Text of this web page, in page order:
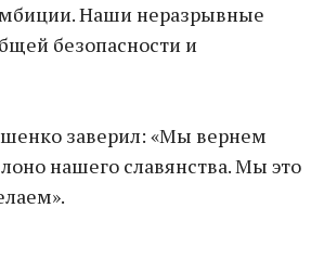
Наши неразрывные
безопасности и
заверил: «Мы вернем
нашего славянства. Мы это